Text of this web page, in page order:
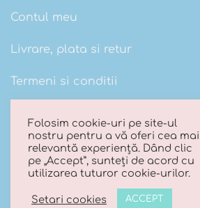
Contul meu
Livrare, plata si retur
Termeni si conditii
Politica cookies
URMARESTE-NE PE FACEBOOK
Folosim cookie-uri pe site-ul
nostru pentru a vă oferi cea mai
relevantă experiență. Dând clic
pe „Accept”, sunteți de acord cu
utilizarea tuturor cookie-urilor.
Setari cookies ACCEPT